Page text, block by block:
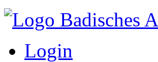
Login